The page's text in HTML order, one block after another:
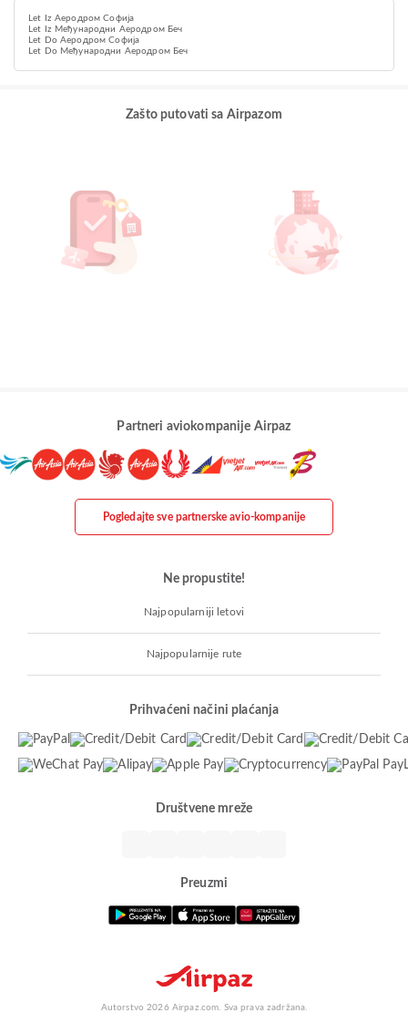
Let Iz Аеродром Софија
Let Iz Међународни Аеродром Беч
Let Do Аеродром Софија
Let Do Међународни Аеродром Беч
Zašto putovati sa Airpazom
Partneri aviokompanije Airpaz
Pogledajte sve partnerske avio-kompanije
Ne propustite!
Najpopularniji letovi
Najpopularnije rute
Prihvaćeni načini plaćanja
Društvene mreže
Preuzmi
Autorstvo 2026 Airpaz.com. Sva prava zadržana.